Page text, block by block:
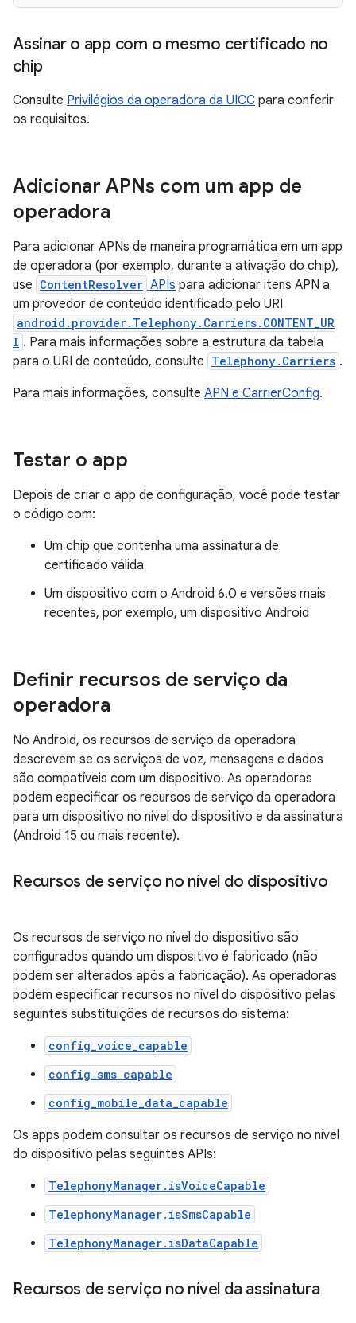
Assinar o app com o mesmo certificado no
chip
Consulte Privilégios da operadora da UICC para conferir
os requisitos.
Adicionar APNs com um app de
operadora
Para adicionar APNs de maneira programática em um app
de operadora (por exemplo, durante a ativação do chip),
use ContentResolver APIs para adicionar itens APN a
um provedor de conteúdo identificado pelo URI
android.provider.Telephony.Carriers.CONTENT_UR
I . Para mais informações sobre a estrutura da tabela
para o URI de conteúdo, consulte Telephony.Carriers .
Para mais informações, consulte APN e CarrierConfig.
Testar o app
Depois de criar o app de configuração, você pode testar
o código com:
Um chip que contenha uma assinatura de
certificado válida
Um dispositivo com o Android 6.0 e versões mais
recentes, por exemplo, um dispositivo Android
Definir recursos de serviço da
operadora
No Android, os recursos de serviço da operadora
descrevem se os serviços de voz, mensagens e dados
são compatíveis com um dispositivo. As operadoras
podem especificar os recursos de serviço da operadora
para um dispositivo no nível do dispositivo e da assinatura
(Android 15 ou mais recente).
Recursos de serviço no nível do dispositivo
Os recursos de serviço no nível do dispositivo são
configurados quando um dispositivo é fabricado (não
podem ser alterados após a fabricação). As operadoras
podem especificar recursos no nível do dispositivo pelas
seguintes substituições de recursos do sistema:
config_voice_capable
config_sms_capable
config_mobile_data_capable
Os apps podem consultar os recursos de serviço no nível
do dispositivo pelas seguintes APIs:
TelephonyManager.isVoiceCapable
TelephonyManager.isSmsCapable
TelephonyManager.isDataCapable
Recursos de serviço no nível da assinatura